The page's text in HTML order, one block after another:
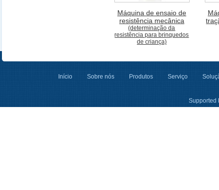
Máquina de ensaio de
resistência mecânica
(determinação da
resistência para brinquedos
de criança)
Início Sobre nós Produtos Serviço
Supported